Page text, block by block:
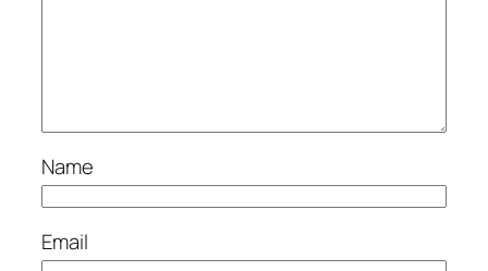
Name
Email